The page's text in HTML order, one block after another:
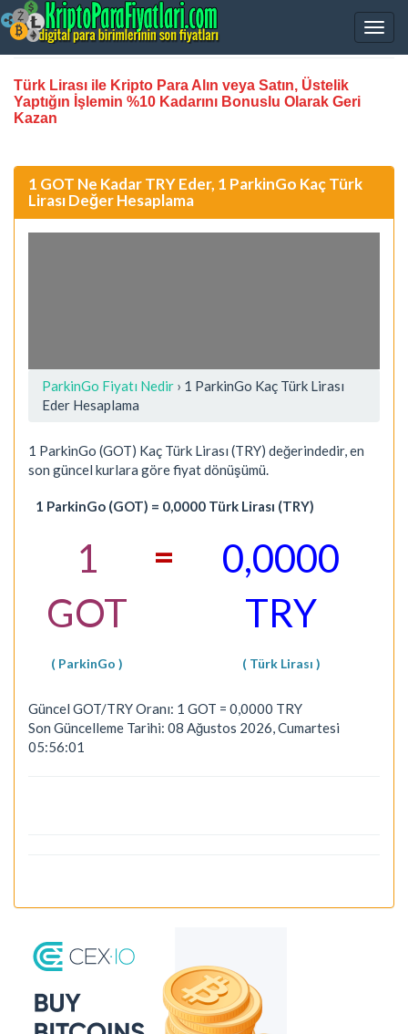
Türk Lirası ile Kripto Para Alın veya Satın, Üstelik
Yaptığın İşlemin %10 Kadarını Bonuslu Olarak Geri
Kazan
1 GOT Ne Kadar TRY Eder, 1 ParkinGo Kaç Türk
Lirası Değer Hesaplama
ParkinGo Fiyatı Nedir › 1 ParkinGo Kaç Türk Lirası
Eder Hesaplama
1 ParkinGo (GOT) Kaç Türk Lirası (TRY) değerindedir, en
son güncel kurlara göre fiyat dönüşümü.
1 ParkinGo (GOT) = 0,0000 Türk Lirası (TRY)
1
GOT
=
0,0000
TRY
( ParkinGo ) ( Türk Lirası )
Güncel GOT/TRY Oranı: 1 GOT = 0,0000 TRY
Son Güncelleme Tarihi: 08 Ağustos 2026, Cumartesi
05:56:01